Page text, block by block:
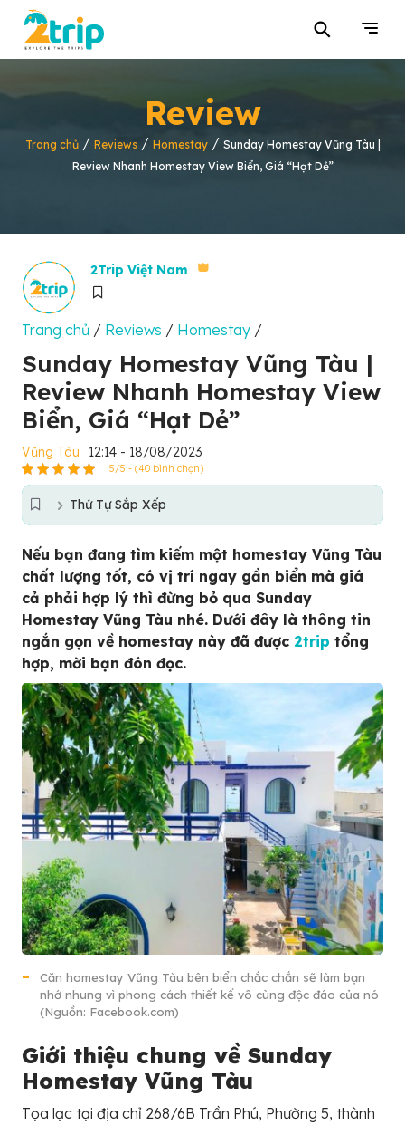
⚲
Review
Trang chủ/ Reviews/ Homestay/ Sunday Homestay Vũng Tàu |
Review Nhanh Homestay View Biển, Giá “Hạt Dẻ”
2Trip Việt Nam
Trang chủ / Reviews / Homestay /
Sunday Homestay Vũng Tàu |
Review Nhanh Homestay View
Biển, Giá “Hạt Dẻ”
Vũng Tàu 12:14 - 18/08/2023
5/5 - (40 bình chọn)
Thứ Tự Sắp Xếp
Nếu bạn đang tìm kiếm một homestay Vũng Tàu
chất lượng tốt, có vị trí ngay gần biển mà giá
cả phải hợp lý thì đừng bỏ qua Sunday
Homestay Vũng Tàu nhé. Dưới đây là thông tin
ngắn gọn về homestay này đã được 2trip tổng
hợp, mời bạn đón đọc.
Căn homestay Vũng Tàu bên biển chắc chắn sẽ làm bạn
nhớ nhung vì phong cách thiết kế vô cùng độc đáo của nó
(Nguồn: Facebook.com)
Giới thiệu chung về Sunday
Homestay Vũng Tàu
Tọa lạc tại địa chỉ 268/6B Trần Phú, Phường 5, thành